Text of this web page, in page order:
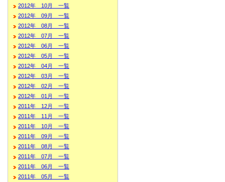
2012年 10月 一覧
2012年 09月 一覧
2012年 08月 一覧
2012年 07月 一覧
2012年 06月 一覧
2012年 05月 一覧
2012年 04月 一覧
2012年 03月 一覧
2012年 02月 一覧
2012年 01月 一覧
2011年 12月 一覧
2011年 11月 一覧
2011年 10月 一覧
2011年 09月 一覧
2011年 08月 一覧
2011年 07月 一覧
2011年 06月 一覧
2011年 05月 一覧